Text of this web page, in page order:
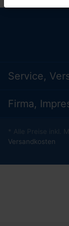
Service,
Firma,
* Alle Preise inkl.
Versandkosten